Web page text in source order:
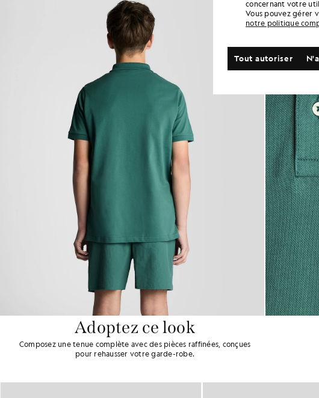
Adoptez ce look
Composez une tenue complète avec des pièces raffinées, conçues
pour rehausser votre garde-robe.
concernant votre
Vous pouvez gérer
notre politique
Tout autoriser